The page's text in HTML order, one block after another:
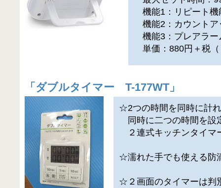
機能1：リピート機
機能2：カウントア
機能3：プレアラー
単価：880円＋税（
「 ダブルタイマー T-177WT」
☆2つの時間を同時に計
同時に二つの時間を設
２連式キッチンタイマ
☆濡れた手でも使える防
☆２画面のタイマーは判